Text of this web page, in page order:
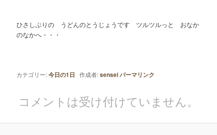
ひさしぶりの うどんのとうじょうです ツルツルっと おなか
のなかへ・・・
カテゴリー:今日の1日 作成者:senseiパーマリンク
コメントは受け付けていません。